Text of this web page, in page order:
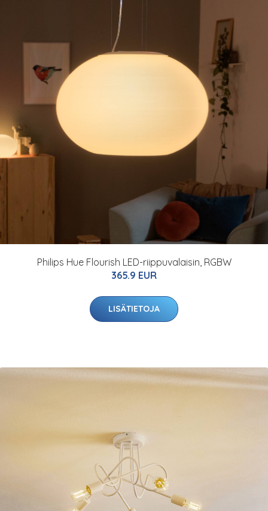
Philips Hue Flourish LED-riippuvalaisin, RGBW
365.9 EUR
LISÄTIETOJA